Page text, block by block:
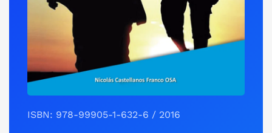
ISBN: 978-99905-1-632-6 / 2016